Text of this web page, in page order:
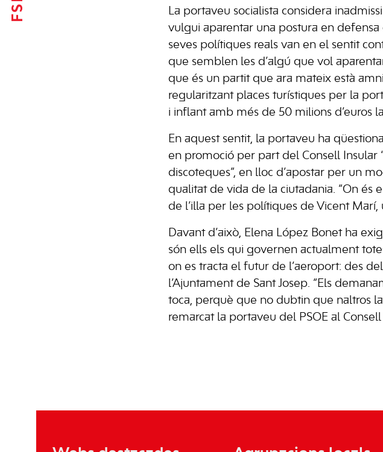
La portaveu socialista considera
vulgui aparentar una postura en
seves polítiques reals van en el sentit
que semblen les d’algú que vol
que és un partit que ara mateix està
regularitzant places turístiques per la
i inflant amb més de 50 milions d’euros
En aquest sentit, la portaveu ha
en promoció per part del Consell Insular
discoteques”, en lloc d’apostar per un
qualitat de vida de la ciutadania. “On és
de l’illa per les polítiques de Vicent Marí,
Davant d’això, Elena López Bonet ha
són ells els qui governen actualment
on es tracta el futur de l’aeroport: des
l’Ajuntament de Sant Josep. “Els
toca, perquè que no dubtin que naltros
remarcat la portaveu del PSOE al Consell